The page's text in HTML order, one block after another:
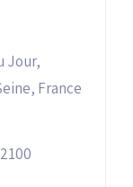
Jour,
France